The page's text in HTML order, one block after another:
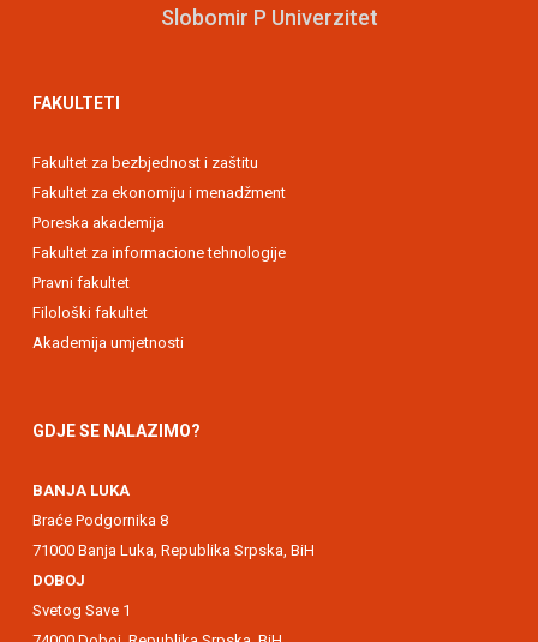
Slobomir P Univerzitet
FAKULTETI
Fakultet za bezbjednost i zaštitu
Fakultet za ekonomiju i menadžment
Poreska akademija
Fakultet za informacione tehnologije
Pravni fakultet
Filološki fakultet
Akademija umjetnosti
GDJE SE NALAZIMO?
BANJA LUKA
Braće Podgornika 8
71000 Banja Luka, Republika Srpska, BiH
DOBOJ
Svetog Save 1